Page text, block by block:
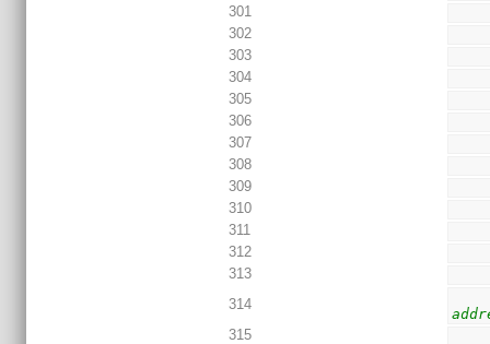
301
302
303
304
305
306
307
308
309
310
311
312
313
314
315